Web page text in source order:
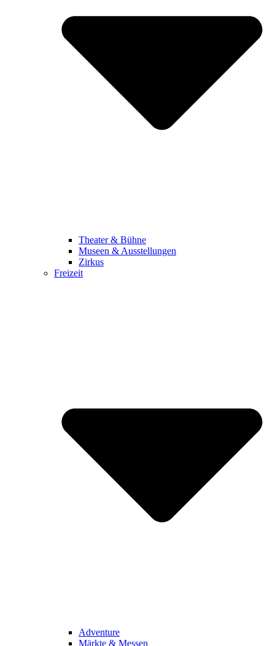
Theater & Bühne
Museen & Ausstellungen
Zirkus
Freizeit
Adventure
Märkte & Messen